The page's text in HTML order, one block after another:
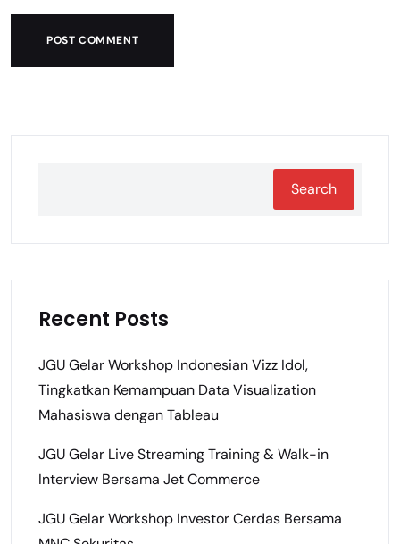
POST COMMENT
Search
Recent Posts
JGU Gelar Workshop Indonesian Vizz Idol,
Tingkatkan Kemampuan Data Visualization
Mahasiswa dengan Tableau
JGU Gelar Live Streaming Training & Walk-in
Interview Bersama Jet Commerce
JGU Gelar Workshop Investor Cerdas Bersama